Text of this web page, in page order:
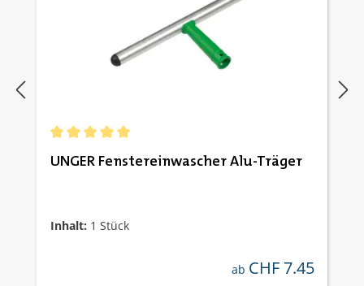
UNGER Fenstereinwascher Alu-Träger
Inhalt: 1 Stück
regulärer preis:
ab CHF 7.45